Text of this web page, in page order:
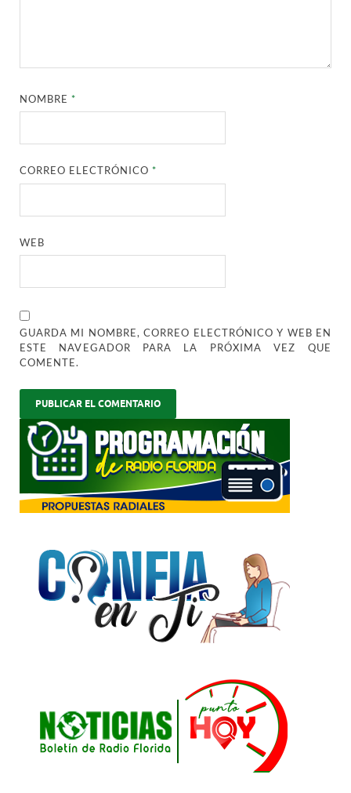
NOMBRE*
CORREO ELECTRÓNICO*
WEB
GUARDA MI NOMBRE, CORREO ELECTRÓNICO Y WEB EN
ESTE NAVEGADOR PARA LA PRÓXIMA VEZ QUE
COMENTE.